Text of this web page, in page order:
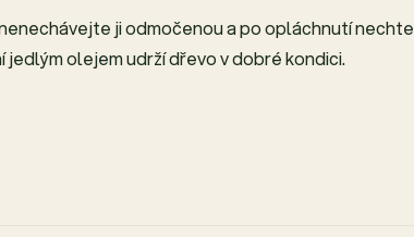
ji odmočenou a po opláchnutí nechte
olejem udrží dřevo v dobré kondici.